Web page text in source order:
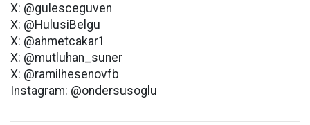
X: @gulesceguven
X: @HulusiBelgu
X: @ahmetcakar1
X: @mutluhan_suner
X: @ramilhesenovfb
Instagram: @ondersusoglu